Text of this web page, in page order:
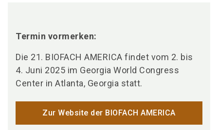
Termin vormerken:
Die 21. BIOFACH AMERICA findet vom 2. bis
4. Juni 2025 im Georgia World Congress
Center in Atlanta, Georgia statt.
Zur Website der BIOFACH AMERICA